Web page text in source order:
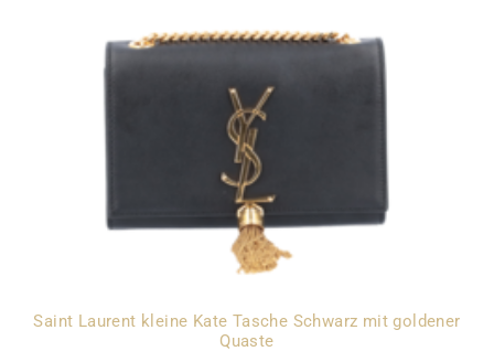
Saint Laurent kleine Kate Tasche Schwarz mit goldener
Quaste